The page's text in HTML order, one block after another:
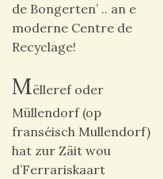
de Bongerten’ .. an e
moderne Centre de
Recyclage!
Mëlleref oder
Müllendorf (op
franséisch Mullendorf)
hat zur Zäit wou
d’Ferrariskaart